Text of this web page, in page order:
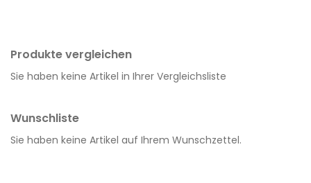
Produkte vergleichen
Sie haben keine Artikel in Ihrer Vergleichsliste
Wunschliste
Sie haben keine Artikel auf Ihrem Wunschzettel.